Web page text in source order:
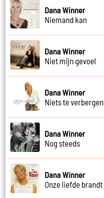
Dana Winner
Niemand kan
Dana Winner
Niet mijn gevoel
Dana Winner
Niets te verbergen
Dana Winner
Nog steeds
Dana Winner
Onze liefde brandt